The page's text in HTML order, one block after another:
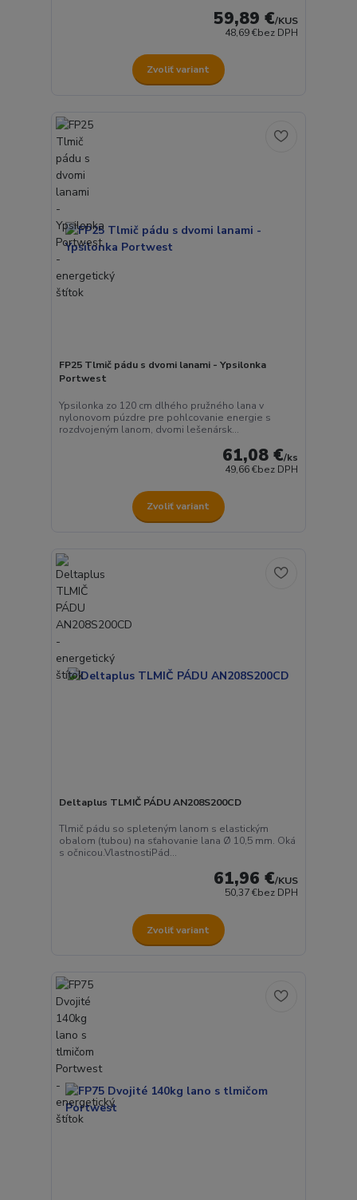
59,89 €/KUS
48,69 €bez DPH
Zvoliť variant
FP25 Tlmič pádu s dvomi lanami - Ypsilonka
Portwest
Ypsilonka zo 120 cm dlhého pružného lana v
nylonovom púzdre pre pohlcovanie energie s
rozdvojeným lanom, dvomi lešenársk...
61,08 €/ks
49,66 €bez DPH
Zvoliť variant
Deltaplus TLMIČ PÁDU AN208S200CD
Tlmič pádu so spleteným lanom s elastickým
obalom (tubou) na sťahovanie lana Ø 10,5 mm. Oká
s očnicou.VlastnostiPád...
61,96 €/KUS
50,37 €bez DPH
Zvoliť variant